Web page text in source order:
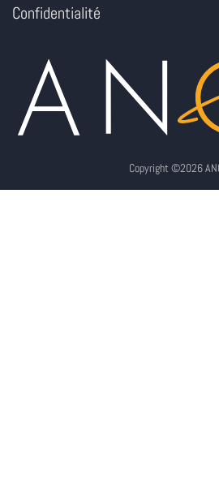
Confidentialité
Copyright ©2026